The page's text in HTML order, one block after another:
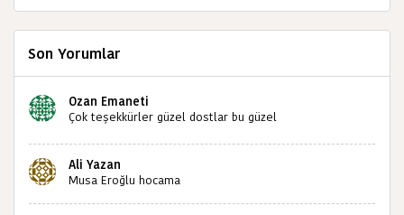
Son Yorumlar
Ozan Emaneti
Çok teşekkürler güzel dostlar bu güzel
sizlerin sayesinde türkülerimiz ölmeyecektir tekrar
teşekkürler saygılarımla
Ali Yazan
Musa Eroğlu hocama